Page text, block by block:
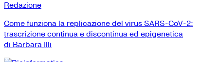
Redazione
Come funziona la replicazione del virus SARS-CoV-2:
trascrizione continua e discontinua ed epigenetica
di Barbara Illi